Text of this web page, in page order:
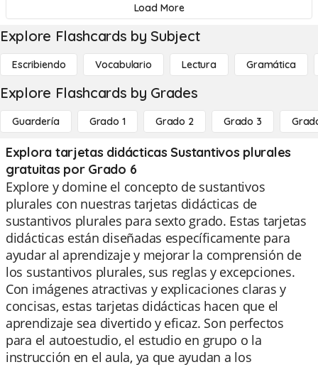
Load More
Explore Flashcards by Subject
Escribiendo Vocabulario Lectura Gramática
Explore Flashcards by Grades
Guardería Grado 1 Grado 2 Grado 3
Explora tarjetas didácticas Sustantivos plurales
gratuitas por Grado 6
Explore y domine el concepto de sustantivos
plurales con nuestras tarjetas didácticas de
sustantivos plurales para sexto grado. Estas tarjetas
didácticas están diseñadas específicamente para
ayudar al aprendizaje y mejorar la comprensión de
los sustantivos plurales, sus reglas y excepciones.
Con imágenes atractivas y explicaciones claras y
concisas, estas tarjetas didácticas hacen que el
aprendizaje sea divertido y eficaz. Son perfectos
para el autoestudio, el estudio en grupo o la
instrucción en el aula, ya que ayudan a los